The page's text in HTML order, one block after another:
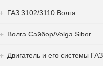
ГАЗ 3102/3110 Волга
Волга Сайбер/Volga Siber
Двигатель и его системы ГАЗ